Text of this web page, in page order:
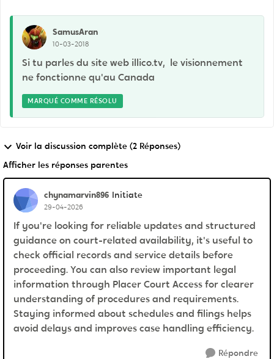
SamusAran
10-03-2018
Si tu parles du site web illico.tv, le visionnement
ne fonctionne qu'au Canada
MARQUÉ COMME RÉSOLU
Voir la discussion complète (2 Réponses)
Afficher les réponses parentes
chynamarvin896 Initiate
29-04-2026
If you're looking for reliable updates and structured
guidance on court-related availability, it's useful to
check official records and service details before
proceeding. You can also review important legal
information through Placer Court Access for clearer
understanding of procedures and requirements.
Staying informed about schedules and filings helps
avoid delays and improves case handling efficiency.
Répondre